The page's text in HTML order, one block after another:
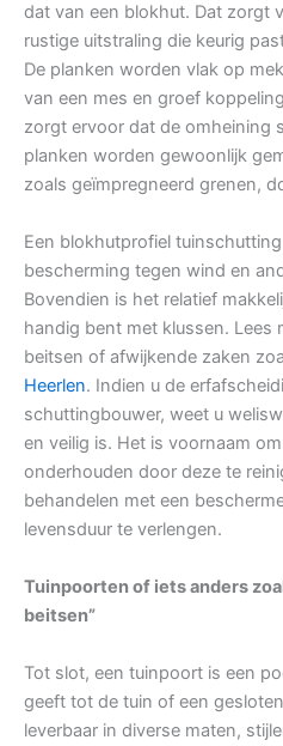
dat van een blokhut. Dat zorgt
rustige uitstraling die keurig
De planken worden vlak op
van een mes en groef
zorgt ervoor dat de omheining
planken worden gewoonlijk
zoals geïmpregneerd grenen,
Een blokhutprofiel
bescherming tegen wind en
Bovendien is het relatief
handig bent met klussen. Lees
beitsen of afwijkende zaken
Heerlen. Indien u de
schuttingbouwer, weet u
en veilig is. Het is voornaam
onderhouden door deze te
behandelen met een
levensduur te verlengen.
Tuinpoorten of iets anders
beitsen”
Tot slot, een tuinpoort is een
geeft tot de tuin of een
leverbaar in diverse maten,